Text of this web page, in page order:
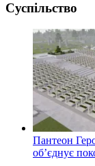
Суспільство
Пантеон
об’єднує